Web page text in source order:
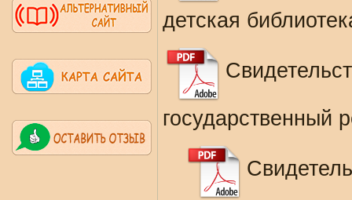
детская
государственный